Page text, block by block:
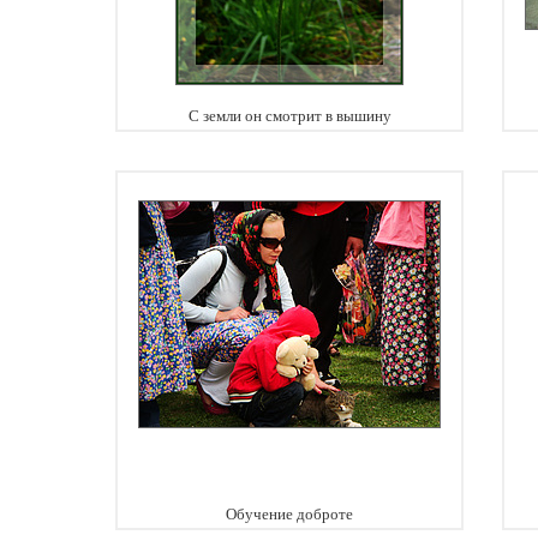
С земли он смотрит в вышину
Обучение доброте